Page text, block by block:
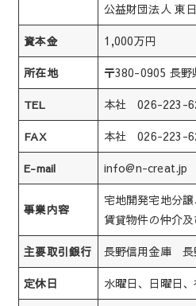
公益財団法人 東
資本金 1,000万円
所在地 〒380-0905 長野
TEL 本社 026-223-
FAX 本社 026-223-
E-mail info@n-creat.jp
事業内容
宅地開発宅地分譲
賃貸物件の仲介
主要取引銀行 長野信用金庫 長
定休日 水曜日、日曜日、